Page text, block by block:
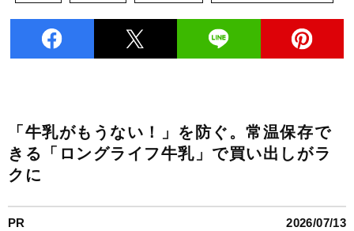
「牛乳がもうない！」を防ぐ。常温保存で
きる「ロングライフ牛乳」で買い出しがラ
クに
PR 2026/07/13